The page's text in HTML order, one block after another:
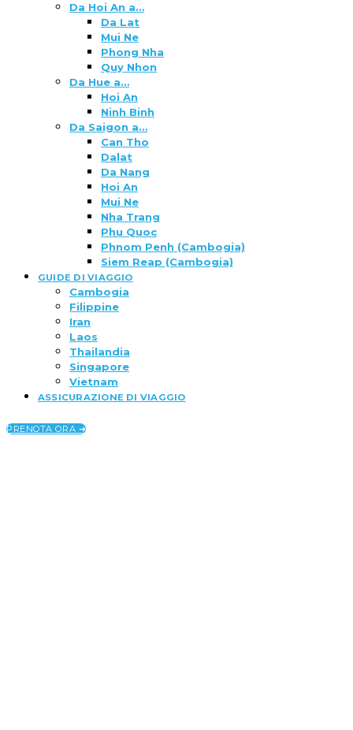
Da Hoi An a…
Da Lat
Mui Ne
Phong Nha
Quy Nhon
Da Hue a…
Hoi An
Ninh Binh
Da Saigon a…
Can Tho
Dalat
Da Nang
Hoi An
Mui Ne
Nha Trang
Phu Quoc
Phnom Penh (Cambogia)
Siem Reap (Cambogia)
GUIDE DI VIAGGIO
Cambogia
Filippine
Iran
Laos
Thailandia
Singapore
Vietnam
ASSICURAZIONE DI VIAGGIO
PRENOTA ORA ➜